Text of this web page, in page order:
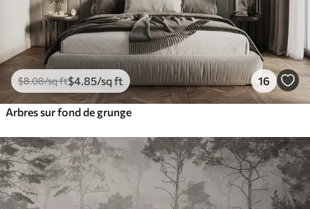
$8.08/sq ft$4.85/sq ft 16
Arbres sur fond de grunge